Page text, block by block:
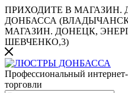
ПРИХОДИТЕ В МАГАЗИН.
ДОНБАССА
МАГАЗИН. ДОНЕЦК,
ШЕВЧЕНКО,3)
Профессиональный
торговли